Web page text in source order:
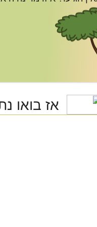
אז בואו